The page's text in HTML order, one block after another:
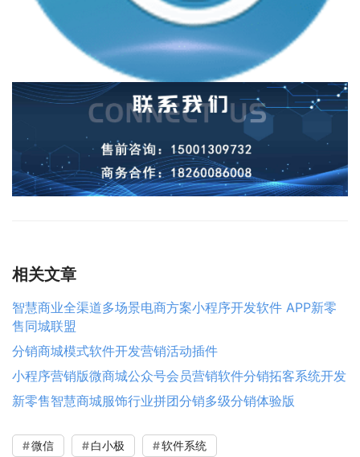
相关文章
智慧商业全渠道多场景电商方案小程序开发软件 APP新零
售同城联盟
分销商城模式软件开发营销活动插件
小程序营销版微商城公众号会员营销软件分销拓客系统开发
新零售智慧商城服饰行业拼团分销多级分销体验版
微信 白小极 软件系统